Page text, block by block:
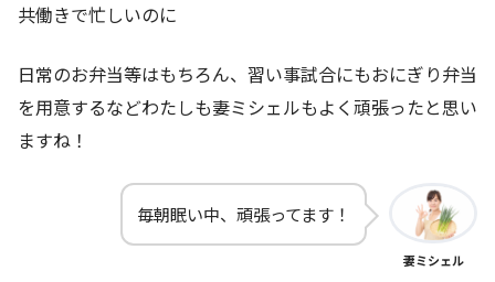
共働きで忙しいのに
日常のお弁当等はもちろん、習い事試合にもおにぎり弁当
を用意するなどわたしも妻ミシェルもよく頑張ったと思い
ますね！
毎朝眠い中、頑張ってます！
妻ミシェル